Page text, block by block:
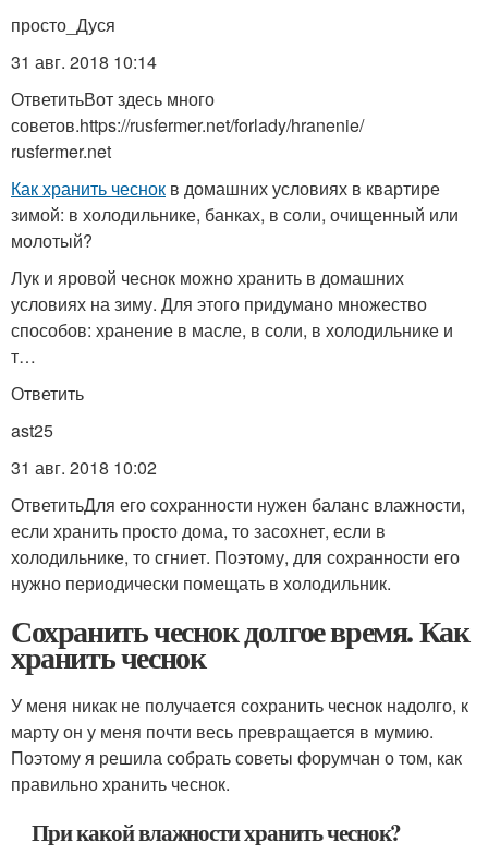
просто_Дуся
31 авг. 2018 10:14
ОтветитьВот здесь много
советов.https://rusfermer.net/forlady/hranenie/
rusfermer.net
Как хранить чеснок в домашних условиях в квартире
зимой: в холодильнике, банках, в соли, очищенный или
молотый?
Лук и яровой чеснок можно хранить в домашних
условиях на зиму. Для этого придумано множество
способов: хранение в масле, в соли, в холодильнике и
т…
Ответить
ast25
31 авг. 2018 10:02
ОтветитьДля его сохранности нужен баланс влажности,
если хранить просто дома, то засохнет, если в
холодильнике, то сгниет. Поэтому, для сохранности его
нужно периодически помещать в холодильник.
Сохранить чеснок долгое время. Как
хранить чеснок
У меня никак не получается сохранить чеснок надолго, к
марту он у меня почти весь превращается в мумию.
Поэтому я решила собрать советы форумчан о том, как
правильно хранить чеснок.
При какой влажности хранить чеснок?